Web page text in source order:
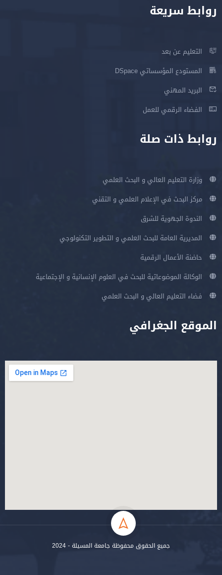
روابط سريعة
التعليم عن بعد
المستودع المؤسساتي DSpace
البريد المهني
الفضاء الرقمي للعمل
روابط ذات صلة
وزارة التعليم العالي و البحث العلمي
مركز البحث في الإعلام العلمي و التقني
الندوة الجهوية للشرق
المديرية العامة للبحث العلمي و التطوير التكنولوجي
حاضنة الأعمال الرقمية
الوكالة الموضوعاتية للبحث في العلوم الإنسانية و الإجتماعية
فضاء التعليم العالي و البحث العلمي
الموقع الجغرافي
جميع الحقوق محفوظة جامعة المسيلة - 2024